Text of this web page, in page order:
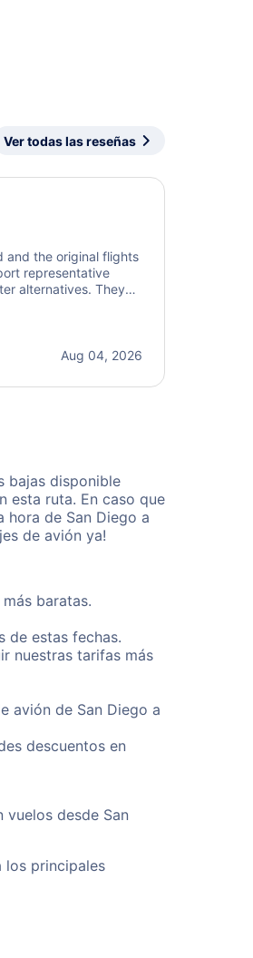
Ver todas las reseñas
and the original flights
representative
alternatives. They
I'm grateful for the
Aug 04, 2026
bajas disponible
esta ruta. En caso que
de San Diego a
de avión ya!
baratas.
de estas fechas.
nuestras tarifas más
avión de San Diego a
descuentos en
desde San
los principales